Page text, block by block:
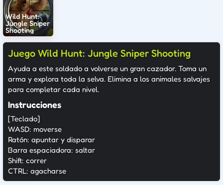
Wild Hunt:
Jungle Sniper
Shooting
Juego Wild Hunt: Jungle Sniper Shooting
Ayuda a este soldado a volverse un gran cazador. Toma un
arma y explora toda la selva. Elimina a los animales salvajes
para completar cada nivel.
Instrucciones
[Teclado]
WASD: moverse
Ratón: apuntar y disparar
Barra espaciadora: saltar
Shift: correr
CTRL: agacharse